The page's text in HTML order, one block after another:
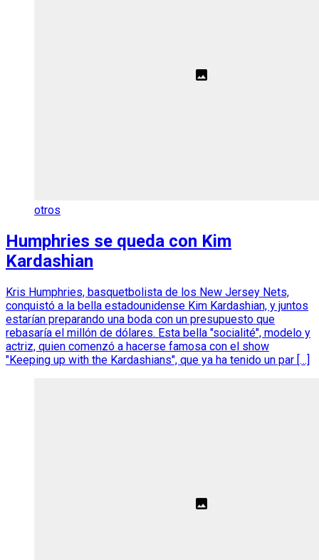
otros
Humphries se queda con Kim
Kardashian
Kris Humphries, basquetbolista de los New Jersey Nets,
conquistó a la bella estadounidense Kim Kardashian, y juntos
estarían preparando una boda con un presupuesto que
rebasaría el millón de dólares. Esta bella "socialité", modelo y
actriz, quien comenzó a hacerse famosa con el show
"Keeping up with the Kardashians", que ya ha tenido un par […]